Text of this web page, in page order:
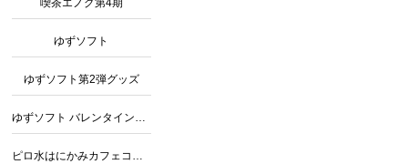
喫茶エノグ第4期
ゆずソフト
ゆずソフト第2弾グッズ